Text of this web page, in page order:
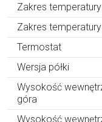
Zakres
Zakres
Termostat
Wersja półki
Wysokość
góra
Wysokość